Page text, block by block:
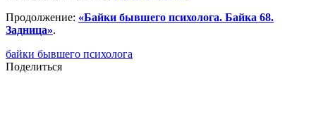
Продолжение: «Байки бывшего психолога. Байка 68.
Задница».
байки бывшего психолога
Поделиться